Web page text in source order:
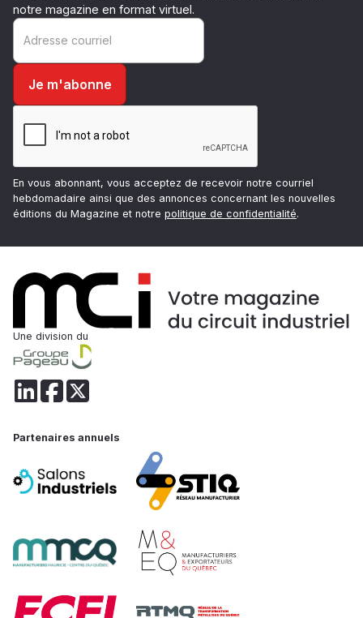
notre magazine en format virtuel.
En vous abonnant, vous acceptez de recevoir notre courriel
hebdomadaire ainsi que des annonces concernant les nouvelles
éditions du Magazine et notre politique de confidentialité.
Une division du
Partenaires annuels